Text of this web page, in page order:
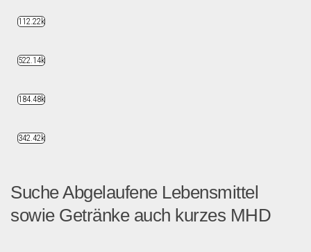
Suche Abgelaufene Lebensmittel
sowie Getränke auch kurzes MHD
112.22k
522.14k
184.48k
342.42k